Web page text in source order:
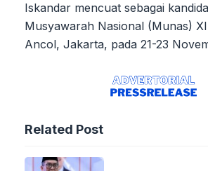
Iskandar mencuat sebagai
Musyawarah Nasional (Munas)
Ancol, Jakarta, pada 21-23
Related Post